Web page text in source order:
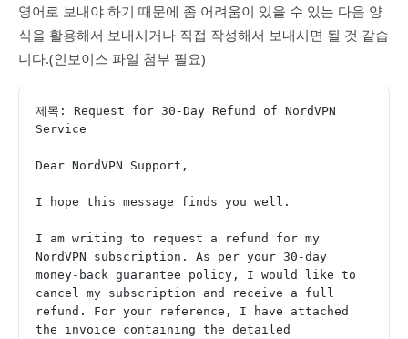
영어로 보내야 하기 때문에 좀 어려움이 있을 수 있는 다음 양
식을 활용해서 보내시거나 직접 작성해서 보내시면 될 것 같습
니다.(인보이스 파일 첨부 필요)
제목: Request for 30-Day Refund of NordVPN
Service
Dear NordVPN Support,
I hope this message finds you well.
I am writing to request a refund for my
NordVPN subscription. As per your 30-day
money-back guarantee policy, I would like to
cancel my subscription and receive a full
refund. For your reference, I have attached
the invoice containing the detailed